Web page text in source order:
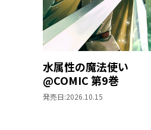
水属性の魔法使い
@COMIC 第9巻
発売日:2026.10.15